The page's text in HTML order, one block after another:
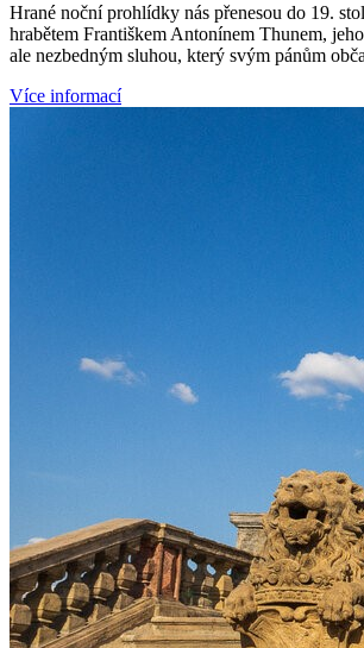
Hrané noční prohlídky nás přenesou do 19.
hrabětem Františkem Antonínem Thunem,
ale nezbedným sluhou, který svým pánům
Více informací